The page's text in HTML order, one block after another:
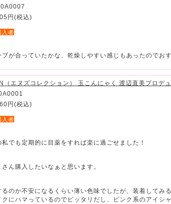
円 (税込)
入者
が合っていたかな、乾燥しやすい感じもあったのでお
（エヌズコレクション） 玉こんにゃく 渡辺直美プロデ
円 (税込)
入者
でも定期的に目薬をすれば楽に過ごせました！
ん購入したいなぁと思います。
のか不安になるくらい薄い色味でしたが、装着してみ
にハマっているのでピッタリだし、ピンク系のアイシ